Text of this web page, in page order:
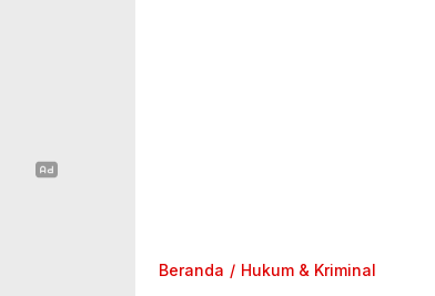
Beranda Hukum & Kriminal